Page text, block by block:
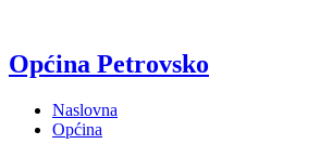
Općina Petrovsko
Naslovna
Općina